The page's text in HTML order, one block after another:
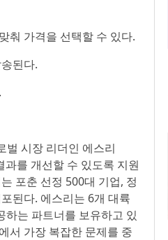
춰 가격을 선택할 수 있다.
된다.
벌 시장 리더인 에스리
를 개선할 수 있도록 지원
포춘 선정 500대 기업, 정
된다. 에스리는 6개 대륙
하는 파트너를 보유하고 있
서 가장 복잡한 문제를 중